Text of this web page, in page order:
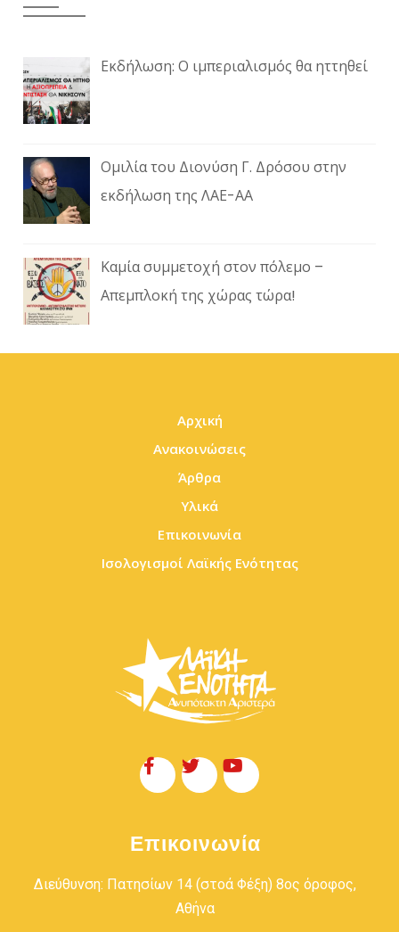
Εκδήλωση: Ο ιμπεριαλισμός θα ηττηθεί
Ομιλία του Διονύση Γ. Δρόσου στην
εκδήλωση της ΛΑΕ-ΑΑ
Καμία συμμετοχή στον πόλεμο –
Απεμπλοκή της χώρας τώρα!
Αρχική
Ανακοινώσεις
Άρθρα
Υλικά
Επικοινωνία
Ισολογισμοί Λαϊκής Ενότητας
Επικοινωνία
Διεύθυνση: Πατησίων 14 (στοά Φέξη) 8ος όροφος,
Αθήνα